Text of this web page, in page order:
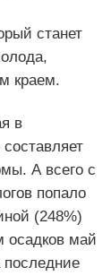
станет
краем.
в
составляет
А всего с
попало
(248%)
осадков май